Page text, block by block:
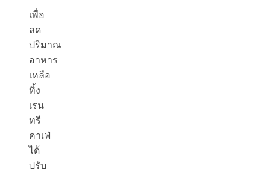
เพื่อ
ลด
ปริมาณ
อาหาร
เหลือ
ทิ้ง
เรน
ทรี
คาเฟ่
ได้
ปรับ